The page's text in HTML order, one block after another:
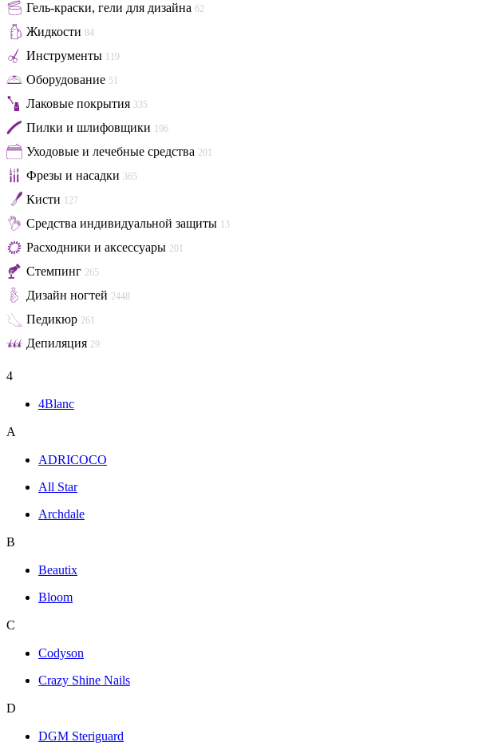
Гель-краски, гели для дизайна 62
Жидкости 84
Инструменты 119
Оборудование 51
Лаковые покрытия 335
Пилки и шлифовщики 196
Уходовые и лечебные средства 201
Фрезы и насадки 365
Кисти 127
Средства индивидуальной защиты 13
Расходники и аксессуары 201
Стемпинг 265
Дизайн ногтей 2448
Педикюр 261
Депиляция 29
4
4Blanc
A
ADRICOCO
All Star
Archdale
B
Beautix
Bloom
C
Codyson
Crazy Shine Nails
D
DGM Steriguard